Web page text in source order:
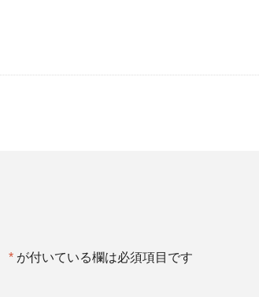
*が付いている欄は必須項目です